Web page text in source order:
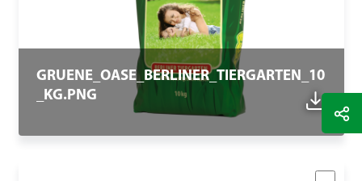
GRUENE_OASE_BERLINER_TIERGARTEN_10
_KG.PNG